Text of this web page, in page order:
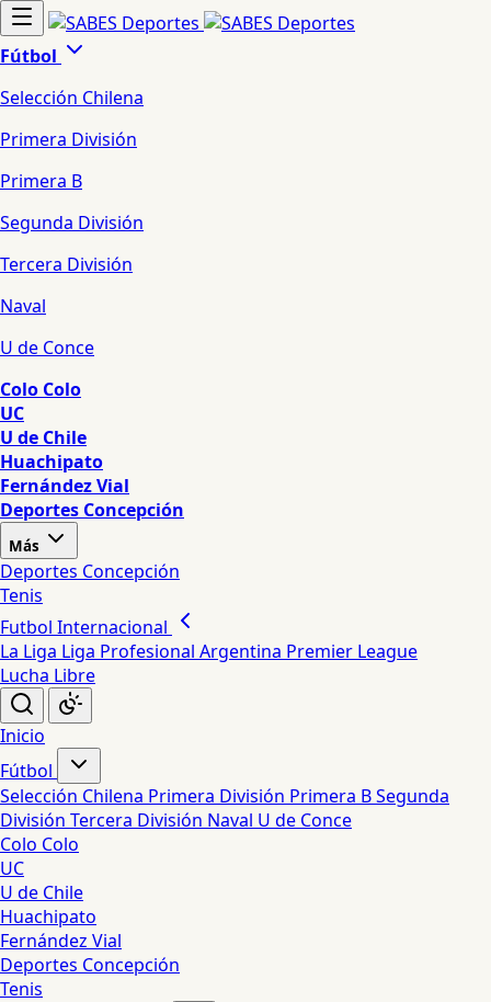
Fútbol
Selección Chilena
Primera División
Primera B
Segunda División
Tercera División
Naval
U de Conce
Colo Colo
UC
U de Chile
Huachipato
Fernández Vial
Deportes Concepción
Más
Deportes Concepción
Tenis
Futbol Internacional
La Liga Liga Profesional Argentina Premier League
Lucha Libre
Inicio
Fútbol
Selección Chilena Primera División Primera BSegunda
División Tercera División Naval U de Conce
Colo Colo
UC
U de Chile
Huachipato
Fernández Vial
Deportes Concepción
Tenis